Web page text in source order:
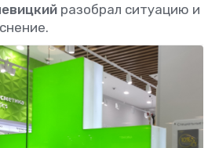
разобрал ситуацию и